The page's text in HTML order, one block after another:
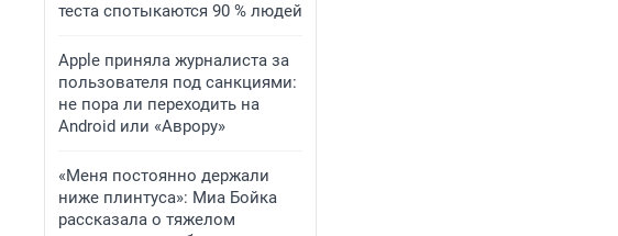
теста спотыкаются 90 % людей
Apple приняла журналиста за
пользователя под санкциями:
не пора ли переходить на
Android или «Аврору»
«Меня постоянно держали
ниже плинтуса»: Миа Бойка
рассказала о тяжелом